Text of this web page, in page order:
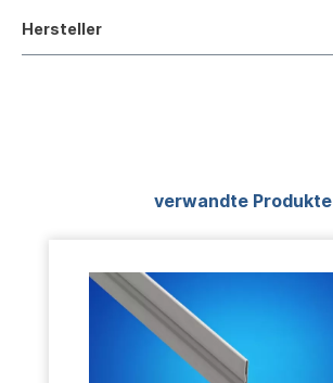
Hersteller
Produktgalerie überspringen
verwandte Produkte